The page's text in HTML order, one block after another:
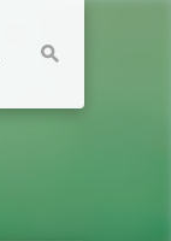
Suche